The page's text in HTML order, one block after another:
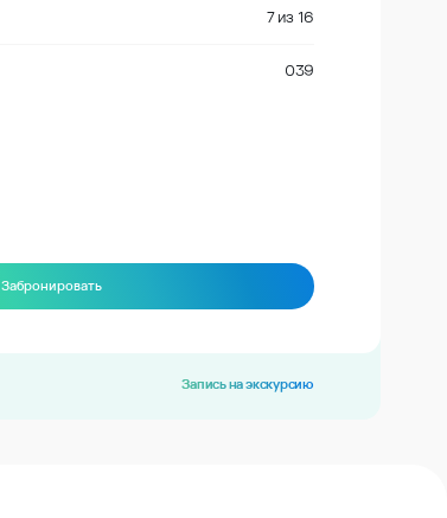
7из 16
039
Забронировать
Запись на экскурсию